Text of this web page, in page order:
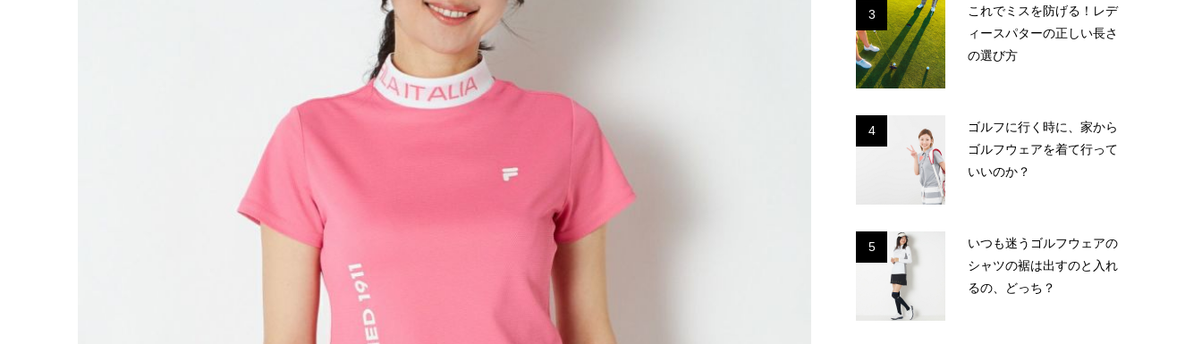
3
これでミスを防げる！レデ
ィースパターの正しい長さ
の選び方
4
ゴルフに行く時に、家から
ゴルフウェアを着て行って
いいのか？
5
いつも迷うゴルフウェアの
シャツの裾は出すのと入れ
るの、どっち？